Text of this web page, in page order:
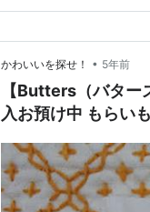
リック・ロジェ」のチョ
かわいいを探せ！ • 5年前
【Butters（バター
入お預け中 もらい